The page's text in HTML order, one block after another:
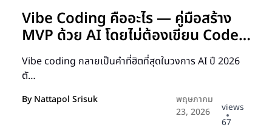
Vibe Coding คืออะไร — คู่มือสร้าง
MVP ด้วย AI โดยไม่ต้องเขียน Code
2026
Vibe coding กลายเป็นคำที่ฮิตที่สุดในวงการ AI ปี 2026
ตั…
ByNattapol Srisuk
พฤษภาคม
23, 2026
views
67